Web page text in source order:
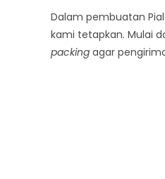
Dalam pembuatan
kami tetapkan. Mulai
packing agar